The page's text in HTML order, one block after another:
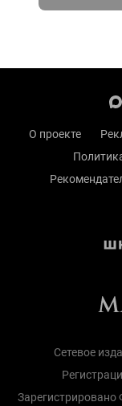
О проекте
Сетевое
Зарегистрировано